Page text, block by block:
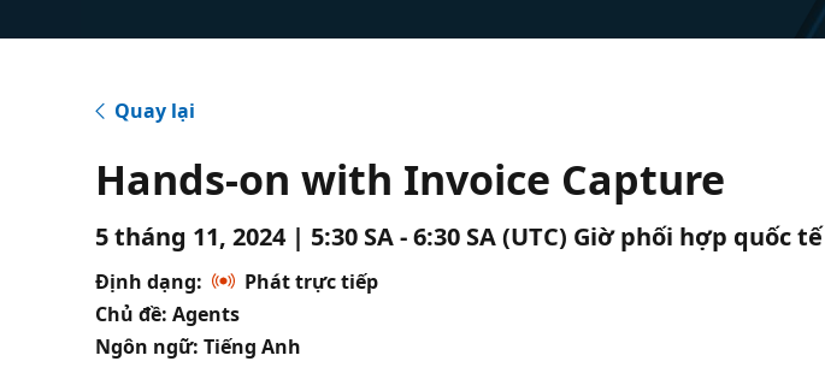
Quay lại
Hands-on with Invoice Capture
5 tháng 11, 2024 | 5:30 SA - 6:30 SA (UTC) Giờ phối hợp quốc tế
Định dạng:
Phát trực tiếp
Chủ đề: Agents
Ngôn ngữ: Tiếng Anh